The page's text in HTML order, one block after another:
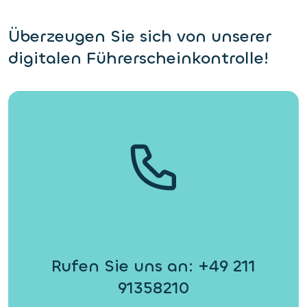
Überzeugen Sie sich von unserer
digitalen Führerscheinkontrolle!
Rufen Sie uns an: +49 211
91358210